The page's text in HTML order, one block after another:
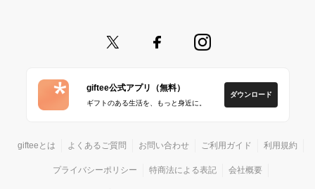
giftee公式アプリ（無料）
ギフトのある生活を、もっと身近に。
ダウンロード
gifteeとは よくあるご質問 お問い合わせ ご利用ガイド 利用規約
プライバシーポリシー 特商法による表記 会社概要